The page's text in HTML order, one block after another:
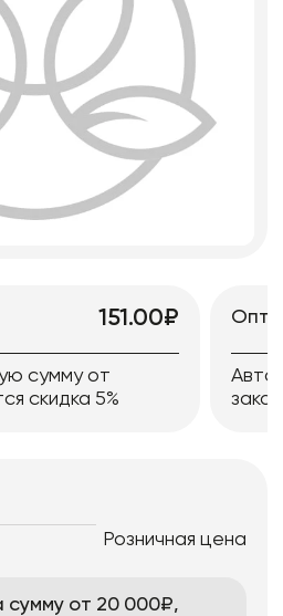
151.00₽
сумму от
скидка 5%
Розничная цена
сумму от 20 000₽,